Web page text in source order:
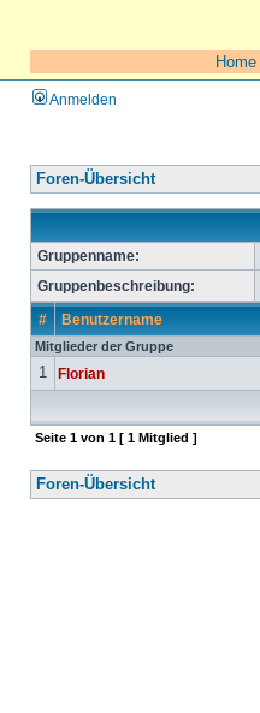
Home
Anmelden
Foren-Übersicht
Gruppenname:
Gruppenbeschreibung:
# Benutzername
Mitglieder der Gruppe
1 Florian
Seite 1 von 1 [ 1 Mitglied ]
Foren-Übersicht